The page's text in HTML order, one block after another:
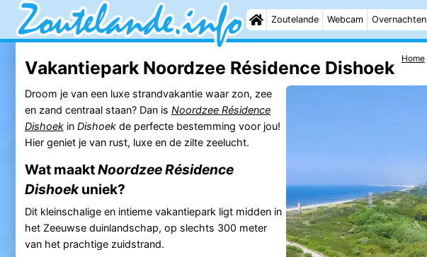
Zoutelande Webcam Overnachten
Home
Vakantiepark Noordzee Résidence Dishoek
Droom je van een luxe strandvakantie waar zon, zee
en zand centraal staan? Dan is Noordzee Résidence
Dishoekin Dishoekde perfecte bestemming voor jou!
Hier geniet je van rust, luxe en de zilte zeelucht.
Wat maaktNoordzee Résidence
Dishoekuniek?
Dit kleinschalige en intieme vakantiepark ligt midden in
het Zeeuwse duinlandschap, op slechts 300 meter
van het prachtige zuidstrand.